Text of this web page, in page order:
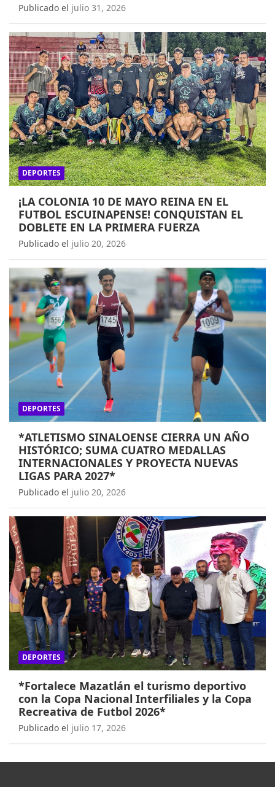
Publicado el julio 31, 2026
DEPORTES
¡LA COLONIA 10 DE MAYO REINA EN EL
FUTBOL ESCUINAPENSE! CONQUISTAN EL
DOBLETE EN LA PRIMERA FUERZA
Publicado el julio 20, 2026
DEPORTES
*ATLETISMO SINALOENSE CIERRA UN AÑO
HISTÓRICO; SUMA CUATRO MEDALLAS
INTERNACIONALES Y PROYECTA NUEVAS
LIGAS PARA 2027*
Publicado el julio 20, 2026
DEPORTES
*Fortalece Mazatlán el turismo deportivo
con la Copa Nacional Interfiliales y la Copa
Recreativa de Futbol 2026*
Publicado el julio 17, 2026